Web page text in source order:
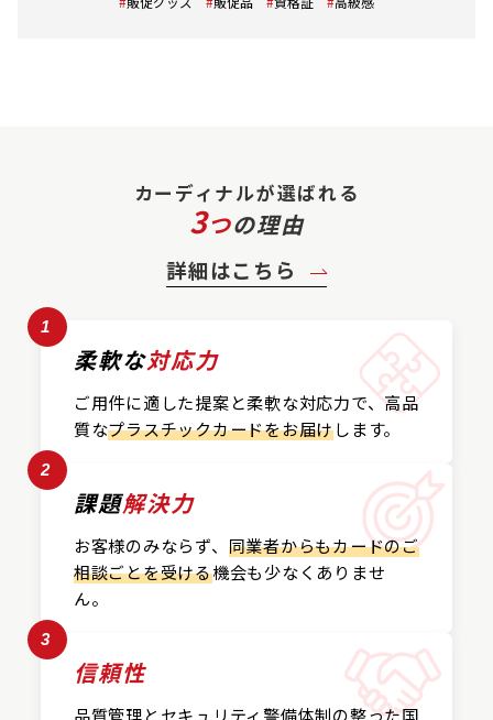
カーディナルが選ばれる
3つの理由
詳細はこちら
1
柔軟な対応力
ご用件に適した提案と柔軟な対応力で、高品
質なプラスチックカードをお届けします。
2
課題解決力
お客様のみならず、 同業者からもカードのご
相談ごとを受ける機会も少なくありませ
ん。
3
信頼性
品質管理とセキュリティ警備体制の整った国